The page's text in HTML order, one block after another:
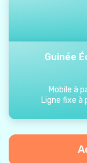
Guinée
Mobile à
Ligne fixe à